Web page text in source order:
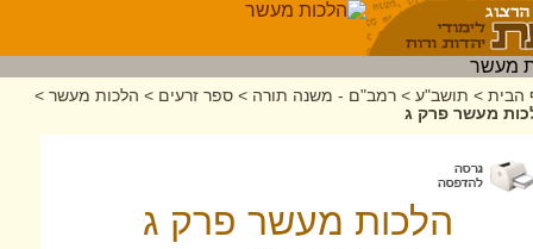
הבית > תושב"ע > רמב"ם - משנה תורה > ספר זרעים > הלכות מעשר >
מעשר פרק ג
הלכות מעשר פרק ג